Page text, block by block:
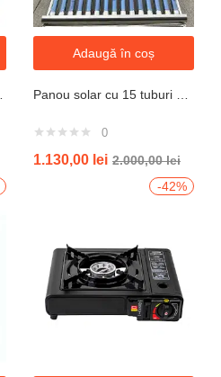
Adaugă în coș
0
1.130,00 lei 2.000,00lei
-42%